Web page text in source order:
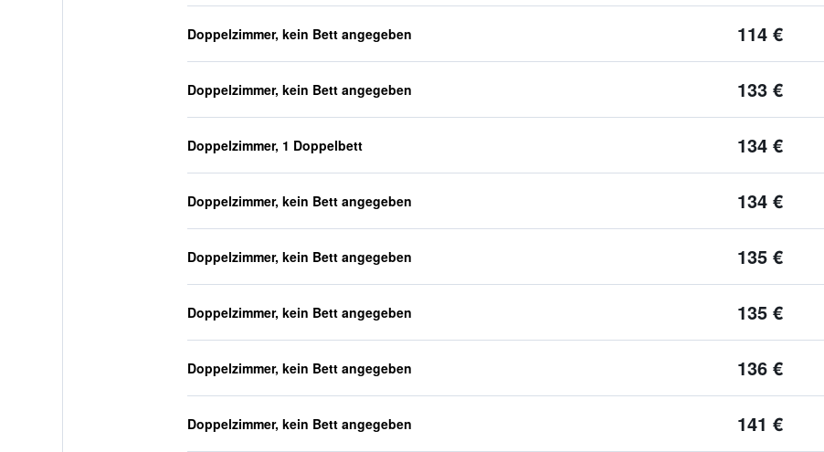
Doppelzimmer, kein Bett angegeben 114 €
Doppelzimmer, kein Bett angegeben 133 €
Doppelzimmer, 1 Doppelbett 134 €
Doppelzimmer, kein Bett angegeben 134 €
Doppelzimmer, kein Bett angegeben 135 €
Doppelzimmer, kein Bett angegeben 135 €
Doppelzimmer, kein Bett angegeben 136 €
Doppelzimmer, kein Bett angegeben 141 €